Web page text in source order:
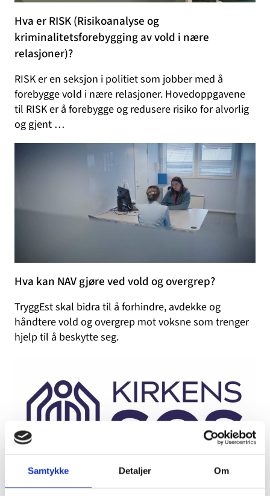
Samtykke Detaljer Om
Hva er RISK (Risikoanalyse og
kriminalitetsforebygging av vold i nære
relasjoner)?
RISK er en seksjon i politiet som jobber med å
forebygge vold i nære relasjoner. Hovedoppgavene
til RISK er å forebygge og redusere risiko for alvorlig
og gjent …
Hva kan NAV gjøre ved vold og overgrep?
TryggEst skal bidra til å forhindre, avdekke og
håndtere vold og overgrep mot voksne som trenger
hjelp til å beskytte seg.